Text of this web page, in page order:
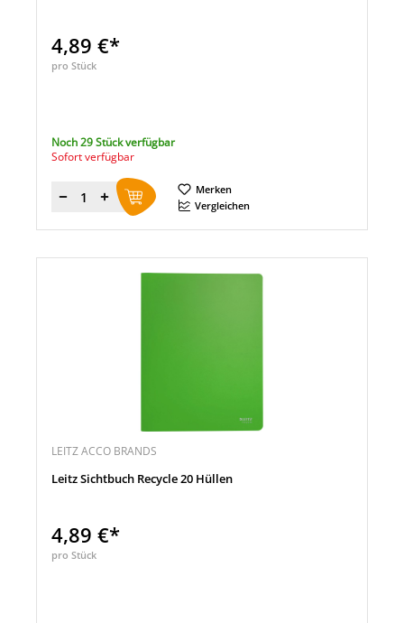
4,89 €*
pro Stück
Noch 29 Stück verfügbar
Sofort verfügbar
Menge
Merken
Vergleichen
LEITZ ACCO BRANDS
Leitz Sichtbuch Recycle 20 Hüllen
4,89 €*
pro Stück